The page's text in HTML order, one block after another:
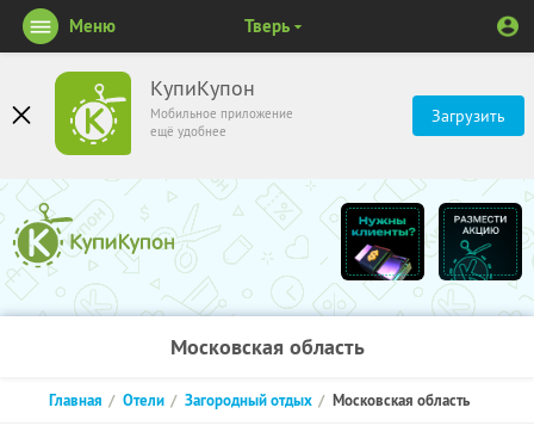
КупиКупон
Мобильное приложение
ещё удобнее
Загрузить
Меню Тверь
Московская область
Главная Отели Загородный отдых Московская область